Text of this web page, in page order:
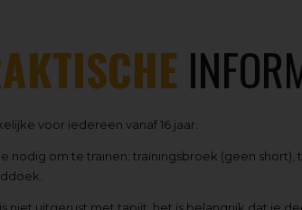
voor iedereen vanaf 16 jaar.
nodig om te trainen: trainingsbroek (geen